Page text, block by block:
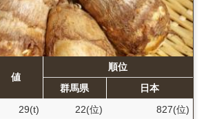
値
順位
群馬県
日本
29(t) 22(位)
827(位)